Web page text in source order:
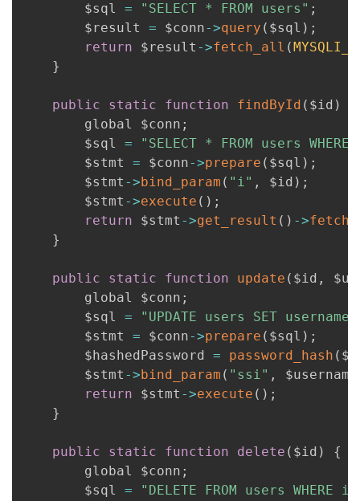
        $sql
= "SELECT * FROM users" ;
        $result
= $conn->query ( $sql ) ;
return $result ->fetch_all (
}
public
static function findById ( $id )
        global $conn
;
        $sql
=
"SELECT * FROM users
        $stmt
= $conn->prepare ( $sql ) ;
        $stmt
->bind_param ( "i" , $id ) ;
        $stmt
->execute ( ) ;
return $stmt ->get_result ( ) ->
}
public
static function update ( $id ,
        global $conn
;
        $sql
=
"UPDATE users SET
        $stmt
= $conn->prepare ( $sql ) ;
        $hashedPassword
= password_hash (
        $stmt
->bind_param ( "ssi" , $username
return $stmt ->execute ( ) ;
}
public
static function delete ( $id )
{
        global $conn
;
        $sql
=
"DELETE FROM users WHERE